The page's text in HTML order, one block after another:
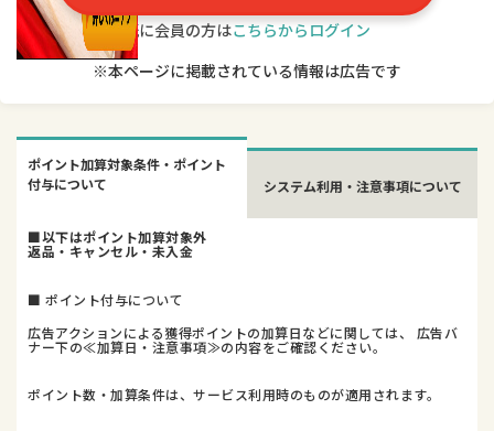
既に会員の方はこちらからログイン
※本ページに掲載されている情報は広告です
ポイント加算対象条件・ポイント
付与について
システム利用・注意事項について
■以下はポイント加算対象外
返品・キャンセル・未入金
■ ポイント付与について
広告アクションによる獲得ポイントの加算日などに関しては、 広告バ
ナー下の≪加算日・注意事項≫の内容をご確認ください。
ポイント数・加算条件は、サービス利用時のものが適用されます。